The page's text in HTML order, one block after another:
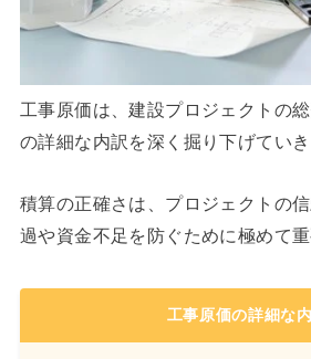
工事原価は、建設プロジェクトの
の詳細な内訳を深く掘り下げていき
積算の正確さは、プロジェクトの
過や資金不足を防ぐために極めて重
工事原価の詳細な